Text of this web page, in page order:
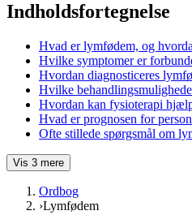
Indholdsfortegnelse
Hvad er lymfødem, og
Hvilke symptomer er
Hvordan diagnosticeres
Hvilke
Hvordan kan fysioterapi
Hvad er prognosen for
Ofte stillede spørgsmål om
Vis 3 mere
Ordbog
›Lymfødem